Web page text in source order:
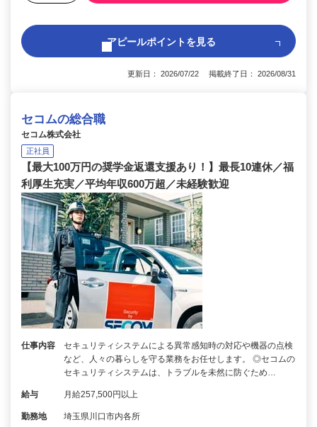
アピールポイントを見る
更新日： 2026/07/22 掲載終了日： 2026/08/31
セコムの総合職
セコム株式会社
正社員
【最大100万円の奨学金返還支援あり！】最長10連休／福
利厚生充実／平均年収600万超／未経験歓迎
仕事内容
セキュリティシステムによる異常感知時の対応や機器の点検
など、人々の暮らしを守る業務をお任せします。 ◎セコムの
セキュリティシステムは、トラブルを未然に防ぐため…
給与 月給257,500円以上
勤務地 埼玉県川口市内各所